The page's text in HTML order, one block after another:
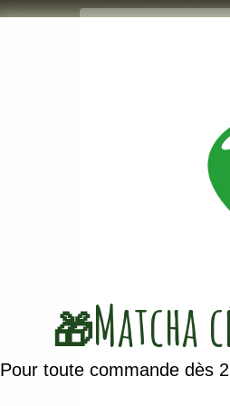
Vous ne
newsletter,
🎁Matcha
Pour toute commande dès